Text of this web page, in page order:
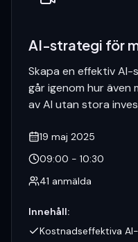
AI-strategi för
Skapa en effektiv
går igenom hur
av AI utan stora
19 maj 2025
09:00 - 10:30
41 anmälda
Innehåll:
Kostnadseffektiva